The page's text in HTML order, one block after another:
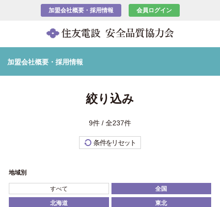
加盟会社概要・採用情報 会員ログイン
加盟会社概要・採用情報
絞り込み
9件 / 全237件
条件をリセット
地域別
すべて 全国
北海道 東北